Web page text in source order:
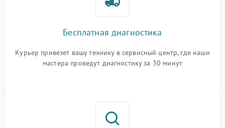
Бесплатная диагностика
Курьер привезет вашу технику в сервисный центр, где наши
мастера проведут диагностику за 30 минут